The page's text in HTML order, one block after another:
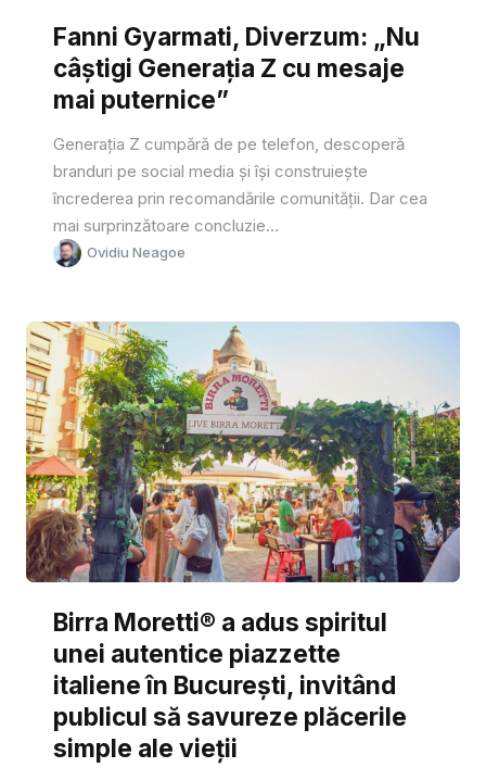
Fanni Gyarmati, Diverzum: „Nu
câștigi Generația Z cu mesaje
mai puternice”
Generația Z cumpără de pe telefon, descoperă
branduri pe social media și își construiește
încrederea prin recomandările comunității. Dar cea
mai surprinzătoare concluzie...
Ovidiu Neagoe
Birra Moretti® a adus spiritul
unei autentice piazzette
italiene în București, invitând
publicul să savureze plăcerile
simple ale vieții